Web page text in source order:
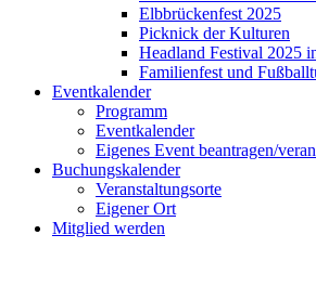
Elbbrückenfest 2025
Picknick der Kulturen
Headland Festival 2025
Familienfest und
Eventkalender
Programm
Eventkalender
Eigenes Event beantragen/
Buchungskalender
Veranstaltungsorte
Eigener Ort
Mitglied werden